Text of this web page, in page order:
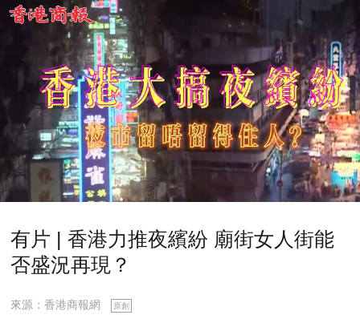
有片 | 香港力推夜繽紛 廟街女人街能
否盛況再現？
來源：香港商報網 原創